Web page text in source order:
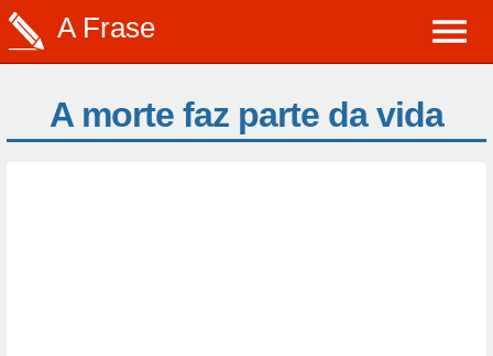
A Frase
A morte faz parte da vida